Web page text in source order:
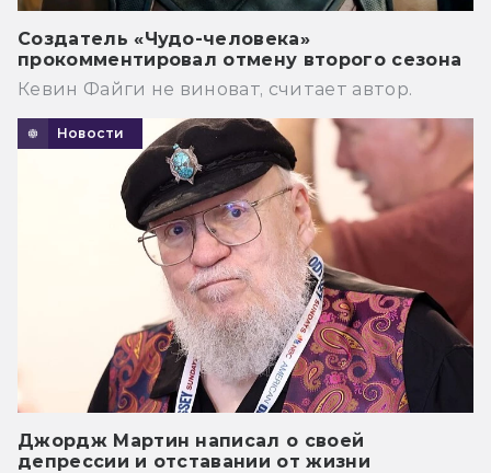
Создатель «Чудо-человека»
прокомментировал отмену второго сезона
Кевин Файги не виноват, считает автор.
Новости
Джордж Мартин написал о своей
депрессии и отставании от жизни